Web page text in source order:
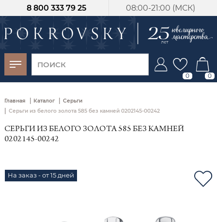
08:00-21:00 (МСК)
8 800 333 79 25
0 0
Главная | Каталог | Серьги
| Серьги из белого золота 585 без камней 0202145-00242
СЕРЬГИ ИЗ БЕЛОГО ЗОЛОТА 585 БЕЗ КАМНЕЙ
0202145-00242
На заказ - от 15 дней
-30%
от 15 дней с
момента оплаты